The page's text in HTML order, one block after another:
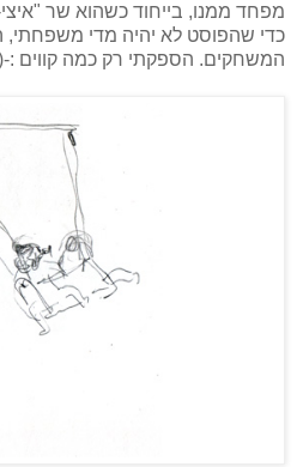
מפחד ממנו, בייחוד כשהוא שר
כדי שהפוסט לא יהיה מדי משפחתי,
המשחקים. הספקתי רק כמה קווים :-